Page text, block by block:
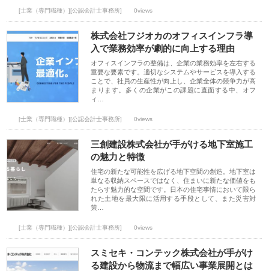
[士業（専門職種）][公認会計士事務所] 0views
株式会社フジオカのオフィスインフラ導
入で業務効率が劇的に向上する理由
オフィスインフラの整備は、企業の業務効率を左右する
重要な要素です。適切なシステムやサービスを導入する
ことで、社員の生産性が向上し、企業全体の競争力が高
まります。多くの企業がこの課題に直面する中、オフ
ィ…
[士業（専門職種）][公認会計士事務所] 0views
三創建設株式会社が手がける地下室施工
の魅力と特徴
住宅の新たな可能性を広げる地下空間の創造。地下室は
単なる収納スペースではなく、住まいに新たな価値をも
たらす魅力的な空間です。日本の住宅事情において限ら
れた土地を最大限に活用する手段として、また災害対
策…
[士業（専門職種）][公認会計士事務所] 0views
スミセキ・コンテック株式会社が手がけ
る建設から物流まで幅広い事業展開とは